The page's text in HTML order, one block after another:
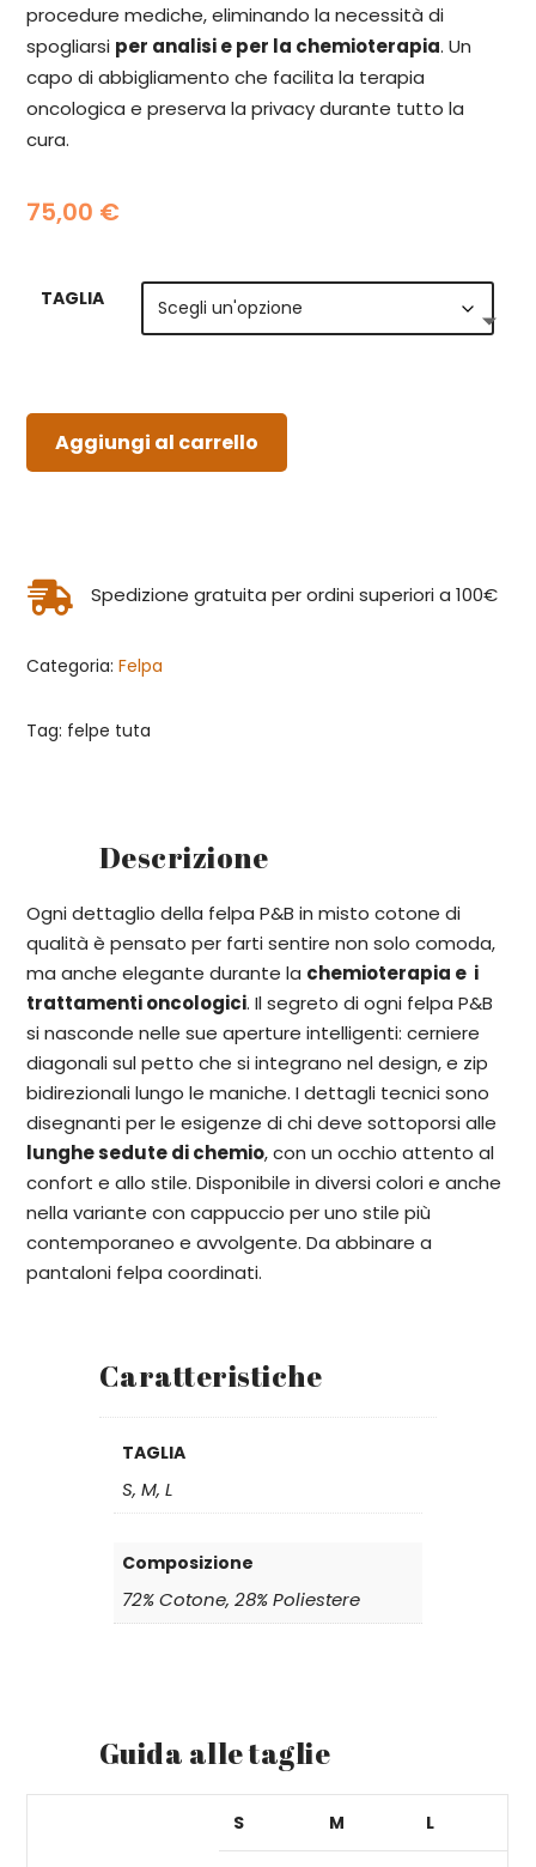
procedure mediche, eliminando la necessità di
spogliarsi per analisi e per la chemioterapia. Un
capo di abbigliamento che facilita la terapia
oncologica e preserva la privacy durante tutto la
cura.
75,00 €
TAGLIA
Aggiungi al carrello
 Spedizione gratuita per ordini superiori a 100€
Categoria:Felpa
Tag: felpe tuta
Descrizione
Ogni dettaglio della felpa P&B in misto cotone di
qualità è pensato per farti sentire non solo comoda,
ma anche elegante durante la chemioterapia e i
trattamenti oncologici. Il segreto di ogni felpa P&B
si nasconde nelle sue aperture intelligenti: cerniere
diagonali sul petto che si integrano nel design, e zip
bidirezionali lungo le maniche. I dettagli tecnici sono
disegnanti per le esigenze di chi deve sottoporsi alle
lunghe sedute di chemio, con un occhio attento al
confort e allo stile. Disponibile in diversi colori e anche
nella variante con cappuccio per uno stile più
contemporaneo e avvolgente. Da abbinare a
pantaloni felpa coordinati.
Caratteristiche
TAGLIA
S, M, L
Composizione
72% Cotone, 28% Poliestere
Guida alle taglie
S M L